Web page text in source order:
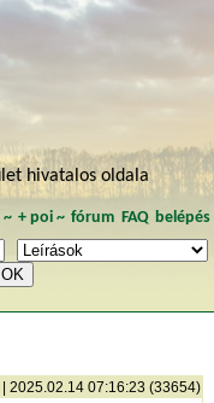
hivatalos oldala
~ + poi~ fórum FAQ belépés
| 2025.02.14 07:16:23 (33654)